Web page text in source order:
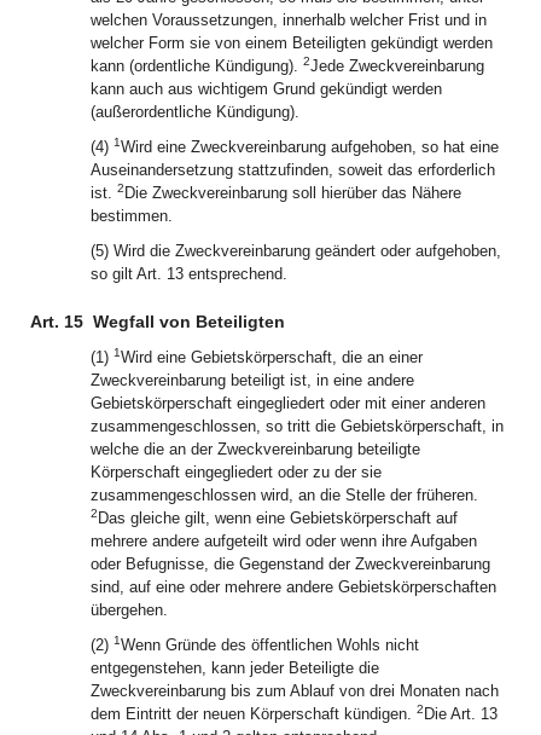
welchen Voraussetzungen, innerhalb welcher Frist und in
welcher Form sie von einem Beteiligten gekündigt werden
kann (ordentliche Kündigung). 2Jede Zweckvereinbarung
kann auch aus wichtigem Grund gekündigt werden
(außerordentliche Kündigung).
(4) 1Wird eine Zweckvereinbarung aufgehoben, so hat eine
Auseinandersetzung stattzufinden, soweit das erforderlich
ist. 2 Die Zweckvereinbarung soll hierüber das Nähere
bestimmen.
(5) Wird die Zweckvereinbarung geändert oder aufgehoben,
so gilt Art. 13 entsprechend.
Art. 15 Wegfall von Beteiligten
(1) 1Wird eine Gebietskörperschaft, die an einer
Zweckvereinbarung beteiligt ist, in eine andere
Gebietskörperschaft eingegliedert oder mit einer anderen
zusammengeschlossen, so tritt die Gebietskörperschaft, in
welche die an der Zweckvereinbarung beteiligte
Körperschaft eingegliedert oder zu der sie
zusammengeschlossen wird, an die Stelle der früheren.
2 Das gleiche gilt, wenn eine Gebietskörperschaft auf
mehrere andere aufgeteilt wird oder wenn ihre Aufgaben
oder Befugnisse, die Gegenstand der Zweckvereinbarung
sind, auf eine oder mehrere andere Gebietskörperschaften
übergehen.
(2) 1Wenn Gründe des öffentlichen Wohls nicht
entgegenstehen, kann jeder Beteiligte die
Zweckvereinbarung bis zum Ablauf von drei Monaten nach
dem Eintritt der neuen Körperschaft kündigen. 2 Die Art. 13